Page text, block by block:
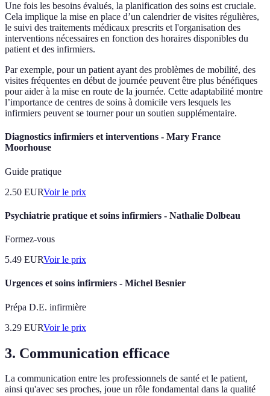
Une fois les besoins évalués, la planification des soins est cruciale.
Cela implique la mise en place d’un calendrier de visites régulières,
le suivi des traitements médicaux prescrits et l'organisation des
interventions nécessaires en fonction des horaires disponibles du
patient et des infirmiers.
Par exemple, pour un patient ayant des problèmes de mobilité, des
visites fréquentes en début de journée peuvent être plus bénéfiques
pour aider à la mise en route de la journée. Cette adaptabilité montre
l’importance de centres de soins à domicile vers lesquels les
infirmiers peuvent se tourner pour un soutien supplémentaire.
Diagnostics infirmiers et interventions - Mary France
Moorhouse
Guide pratique
2.50 EURVoir le prix
Psychiatrie pratique et soins infirmiers - Nathalie Dolbeau
Formez-vous
5.49 EURVoir le prix
Urgences et soins infirmiers - Michel Besnier
Prépa D.E. infirmière
3.29 EURVoir le prix
3. Communication efficace
La communication entre les professionnels de santé et le patient,
ainsi qu'avec ses proches, joue un rôle fondamental dans la qualité